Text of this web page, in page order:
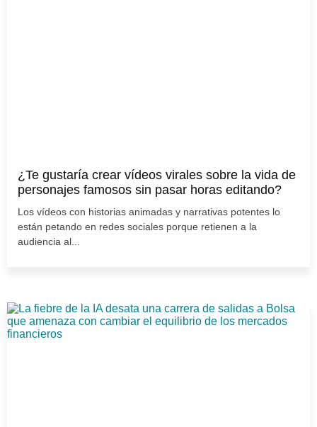
¿Te gustaría crear vídeos virales sobre la vida de
personajes famosos sin pasar horas editando?
Los vídeos con historias animadas y narrativas potentes lo
están petando en redes sociales porque retienen a la
audiencia al...